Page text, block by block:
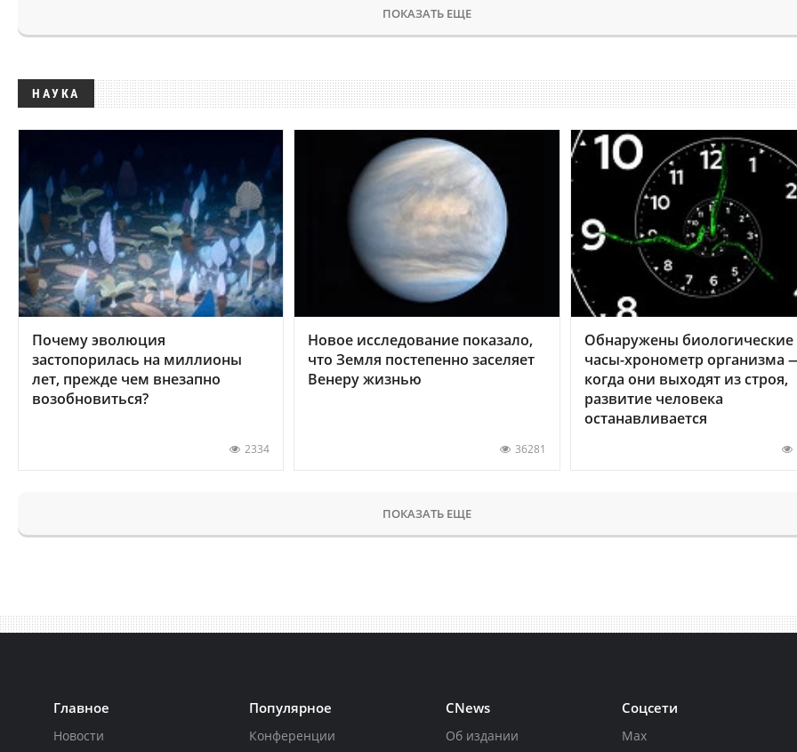
ПОКАЗАТЬ ЕЩЕ
НАУКА
Почему эволюция
застопорилась на миллионы
лет, прежде чем внезапно
возобновиться?
2334
Новое исследование показало,
что Земля постепенно заселяет
Венеру жизнью
36281
Обнаружены биологические
часы-хронометр организма
когда они выходят из строя,
развитие человека
останавливается
ПОКАЗАТЬ ЕЩЕ
Главное
Новости
Популярное
Конференции
CNews
Об издании
Соцсети
Max